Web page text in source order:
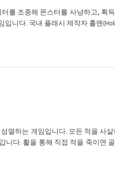
를 조종해 몬스터를 사냥하고, 획
니다. 국내 플래시 제작자 홀맨
멸하는 게임입니다. 모든 적을 사
니다. 활을 통해 직접 적을 죽이면